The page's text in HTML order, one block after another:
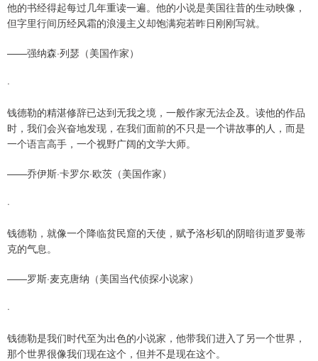
他的书经得起每过几年重读一遍。他的小说是美国往昔的生动映像，
但字里行间历经风霜的浪漫主义却饱满宛若昨日刚刚写就。
——强纳森·列瑟（美国作家）
·
钱德勒的精湛修辞已达到无我之境，一般作家无法企及。读他的作品
时，我们会兴奋地发现，在我们面前的不只是一个讲故事的人，而是
一个语言高手，一个视野广阔的文学大师。
——乔伊斯·卡罗尔·欧茨（美国作家）
·
钱德勒，就像一个降临贫民窟的天使，赋予洛杉矶的阴暗街道罗曼蒂
克的气息。
——罗斯·麦克唐纳（美国当代侦探小说家）
·
钱德勒是我们时代至为出色的小说家，他带我们进入了另一个世界，
那个世界很像我们现在这个，但并不是现在这个。